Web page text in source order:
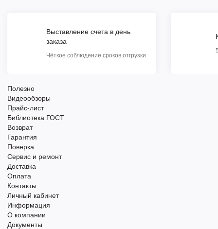
Выставление счета в день
заказа
Чёткое соблюдение сроков отгрузки
Полезно
Видеообзоры
Прайс-лист
Библиотека ГОСТ
Возврат
Гарантия
Поверка
Сервис и ремонт
Доставка
Оплата
Контакты
Личный кабинет
Информация
О компании
Документы